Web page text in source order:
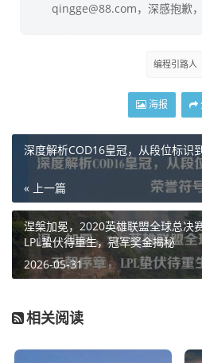
qingge@88.com，深感抱歉
编程引路人
海报
深度解析COD16皇冠，从段位标识
« 上一篇
涅槃加冕，2020英雄联盟全球总决
LPL蛰伏待重生，冠军奖金揭秘
2026-05-31
相关阅读